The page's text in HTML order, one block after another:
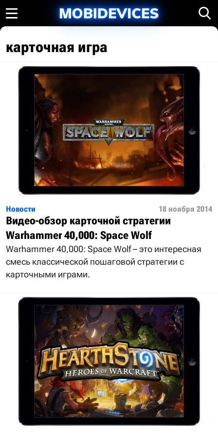
карточная игра
Новости 18 ноября 2014
Видео-обзор карточной стратегии
Warhammer 40,000: Space Wolf
Warhammer 40,000: Space Wolf – это интересная
смесь классической пошаговой стратегии с
карточными играми.